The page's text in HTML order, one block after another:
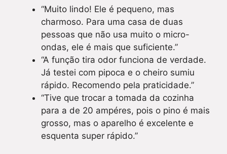
“Muito lindo! Ele é pequeno, mas
charmoso. Para uma casa de duas
pessoas que não usa muito o micro-
ondas, ele é mais que suficiente.”
“A função tira odor funciona de verdade.
Já testei com pipoca e o cheiro sumiu
rápido. Recomendo pela praticidade.”
“Tive que trocar a tomada da cozinha
para a de 20 ampéres, pois o pino é mais
grosso, mas o aparelho é excelente e
esquenta super rápido.”